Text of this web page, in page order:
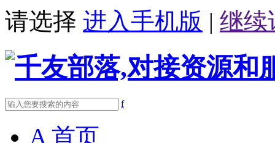
请选择 进入手机版 | 继续
f
A 首页